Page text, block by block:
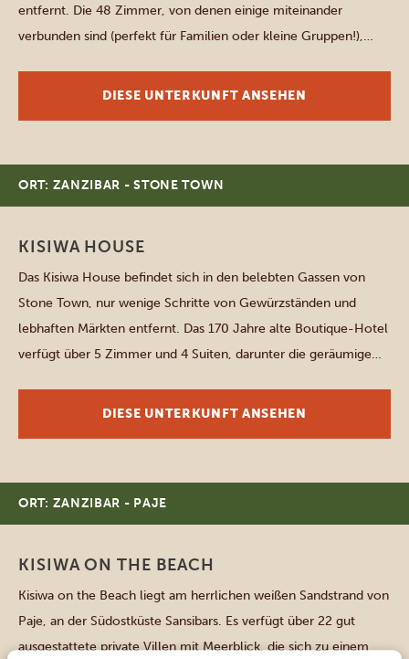
entfernt. Die 48 Zimmer, von denen einige miteinander
verbunden sind (perfekt für Familien oder kleine Gruppen!),
und eine Terrasse mit Meer- oder Gartenblick. Nehmen Sie ein
DIESE UNTERKUNFT ANSEHEN
ORT: ZANZIBAR - STONE TOWN
KISIWA HOUSE
Das Kisiwa House befindet sich in den belebten Gassen von
Stone Town, nur wenige Schritte von Gewürzständen und
lebhaften Märkten entfernt. Das 170 Jahre alte Boutique-Hotel
verfügt über 5 Zimmer und 4 Suiten, darunter die geräumige
königliche Malkia Junior Suite (für 2 Erwachsene und […]
DIESE UNTERKUNFT ANSEHEN
ORT: ZANZIBAR - PAJE
KISIWA ON THE BEACH
Kisiwa on the Beach liegt am herrlichen weißen Sandstrand von
Paje, an der Südostküste Sansibars. Es verfügt über 22 gut
ausgestattete private Villen mit Meerblick, die sich zu einem